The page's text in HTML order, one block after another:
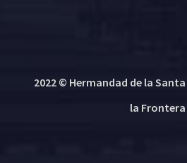
2022 © Hermandad de la
la Frontera